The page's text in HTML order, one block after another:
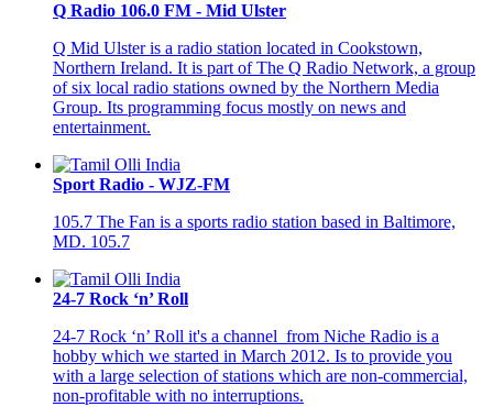
Q Radio 106.0 FM - Mid Ulster
Q Mid Ulster is a radio station located in Cookstown,
Northern Ireland. It is part of The Q Radio Network, a group
of six local radio stations owned by the Northern Media
Group. Its programming focus mostly on news and
entertainment.
Sport Radio - WJZ-FM
105.7 The Fan is a sports radio station based in Baltimore,
MD. 105.7
24-7 Rock ‘n’ Roll
24-7 Rock ‘n’ Roll it's a channel from Niche Radio is a
hobby which we started in March 2012. Is to provide you
with a large selection of stations which are non-commercial,
non-profitable with no interruptions.